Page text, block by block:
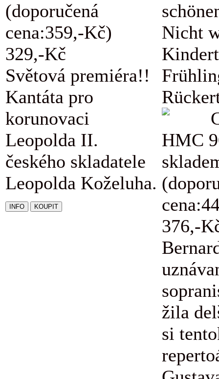
(doporučená
cena:359,-Kč)
329,-Kč
Světová premiéra!!
Kantáta pro
korunovaci
Leopolda II.
českého skladatele
Leopolda Koželuha.
Nicht
HMC
376,-
žila
si